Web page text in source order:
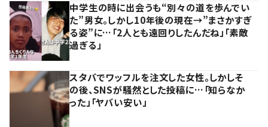
中学生の時に出会うも“別々の道を歩んでい
た”男女。しかし10年後の現在→”まさかすぎ
る姿”に…「2人とも遠回りしたんだね」「素敵
過ぎる」
スタバでワッフルを注文した女性。しかしそ
の後、SNSが騒然とした投稿に…「知らなか
った」「ヤバい安い」